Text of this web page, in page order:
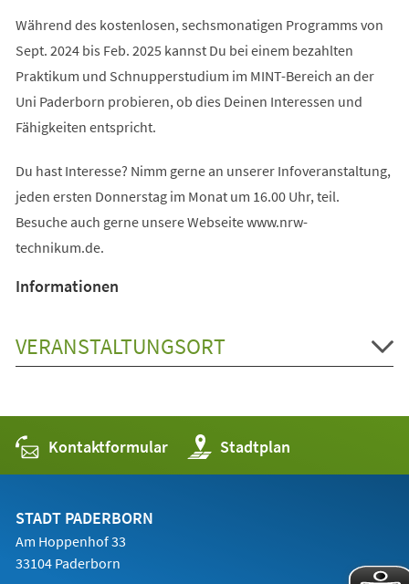
Während des kostenlosen, sechsmonatigen Programms von
Sept. 2024 bis Feb. 2025 kannst Du bei einem bezahlten
Praktikum und Schnupperstudium im MINT-Bereich an der
Uni Paderborn probieren, ob dies Deinen Interessen und
Fähigkeiten entspricht.
Du hast Interesse? Nimm gerne an unserer Infoveranstaltung,
jeden ersten Donnerstag im Monat um 16.00 Uhr, teil.
Besuche auch gerne unsere Webseite www.nrw-
technikum.de.
Informationen
VERANSTALTUNGSORT
Kontaktformular Stadtplan
(Öffnet
in
einem
STADT PADERBORN
Am Hoppenhof 33
33104 Paderborn